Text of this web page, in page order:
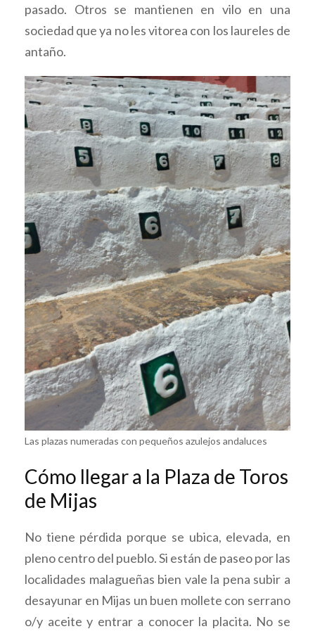
pasado. Otros se mantienen en vilo en una
sociedad que ya no les vitorea con los laureles de
antaño.
Las plazas numeradas con pequeños azulejos andaluces
Cómo llegar a la Plaza de Toros
de Mijas
No tiene pérdida porque se ubica, elevada, en
pleno centro del pueblo. Si están de paseo por las
localidades malagueñas bien vale la pena subir a
desayunar en Mijas un buen mollete con serrano
o/y aceite y entrar a conocer la placita. No se